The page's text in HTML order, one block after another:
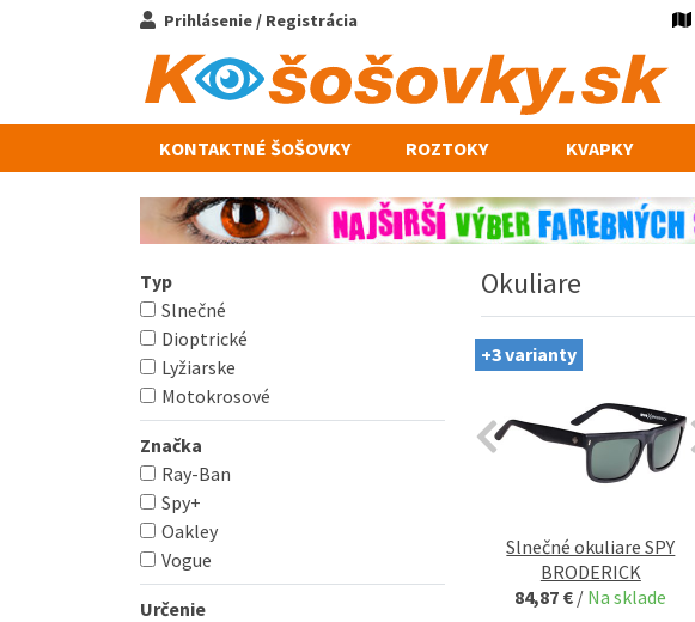
Prihlásenie / Registrácia
KONTAKTNÉ ŠOŠOVKY ROZTOKY KVAPKY
Typ
Slnečné
Dioptrické
Lyžiarske
Motokrosové
Značka
Ray-Ban
Spy+
Oakley
Vogue
Určenie
Okuliare
+3 varianty
Slnečné okuliare SPY
BRODERICK
84,87 € / Na sklade